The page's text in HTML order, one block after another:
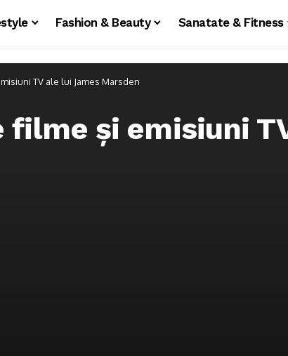
Fashion & Beauty Sanatate & Fitness
TV ale lui James Marsden
filme și emisiuni